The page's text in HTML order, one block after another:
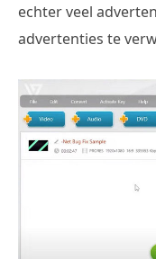
echter veel
advertenties te